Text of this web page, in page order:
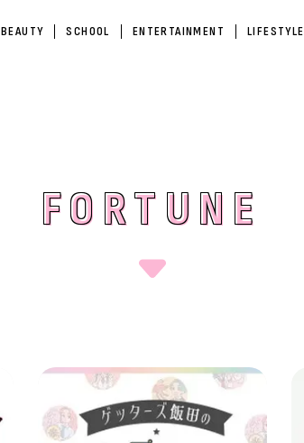
BEAUTY SCHOOL ENTERTAINMENT LIFESTYLE
FORTUNE
FORTUNE